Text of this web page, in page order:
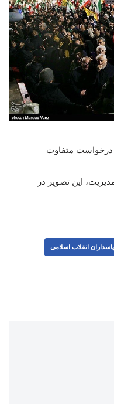
درخواست متفاوت
این تصویر در
انقلاب اسلامی